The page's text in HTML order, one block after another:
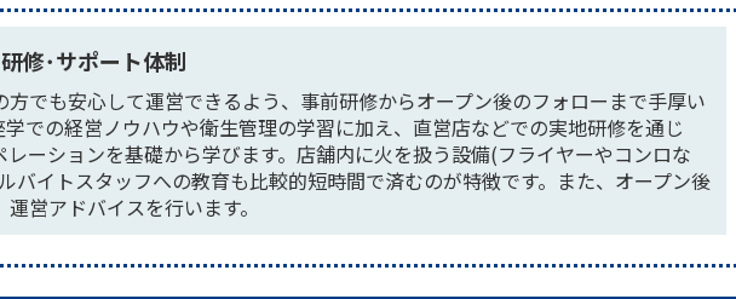
修･サポート体制
でも安心して運営できるよう、事前研修からオープン後のフォローまで手厚い
での経営ノウハウや衛生管理の学習に加え、直営店などでの実地研修を通じ
ーションを基礎から学びます。店舗内に火を扱う設備(フライヤーやコンロな
バイトスタッフへの教育も比較的短時間で済むのが特徴です。また、オープン後
営アドバイスを行います。